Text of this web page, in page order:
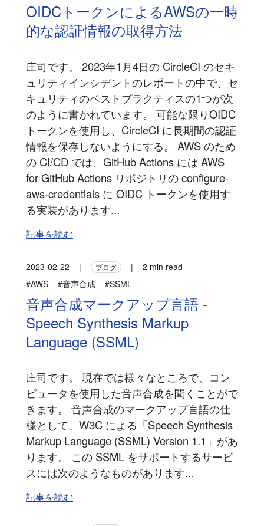
OIDCトークンによるAWSの一時
的な認証情報の取得方法
庄司です。 2023年1月4日の CircleCI のセキ
ュリティインシデントのレポートの中で、セ
キュリティのベストプラクティスの1つが次
のように書かれています。 可能な限りOIDC
トークンを使用し、CircleCI に長期間の認証
情報を保存しないようにする。 AWS のため
の CI/CD では、GitHub Actions には AWS
for GitHub Actions リポジトリの configure-
aws-credentials に OIDC トークンを使用す
る実装があります...
記事を読む
2023-02-22 | ブログ |
2 min read
#AWS
#音声合成 #SSML
音声合成マークアップ言語 -
Speech Synthesis Markup
Language (SSML)
庄司です。 現在では様々なところで、コン
ピュータを使用した音声合成を聞くことがで
きます。 音声合成のマークアップ言語の仕
様として、W3C による「Speech Synthesis
Markup Language (SSML) Version 1.1」があ
ります。 この SSML をサポートするサービ
スには次のようなものがあります...
記事を読む